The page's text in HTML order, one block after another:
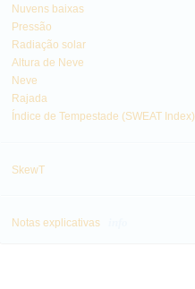
Nuvens baixas
Pressão
Radiação solar
Altura de Neve
Neve
Rajada
Índice de Tempestade (SWEAT Index)
SkewT
Notas explicativas